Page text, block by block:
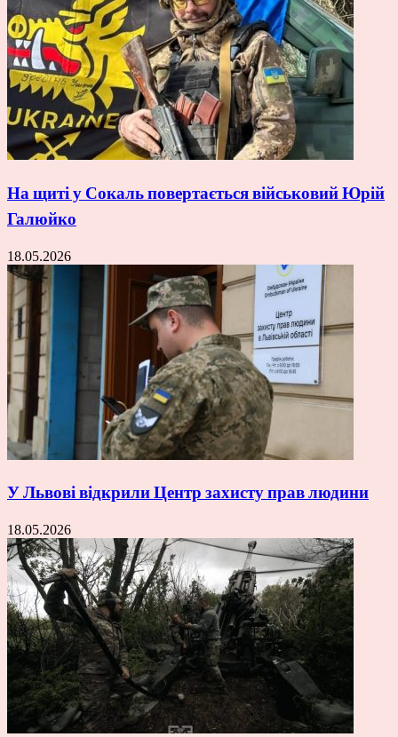
На щиті у Сокаль повертається військовий Юрій
Галюйко
18.05.2026
У Львові відкрили Центр захисту прав людини
18.05.2026